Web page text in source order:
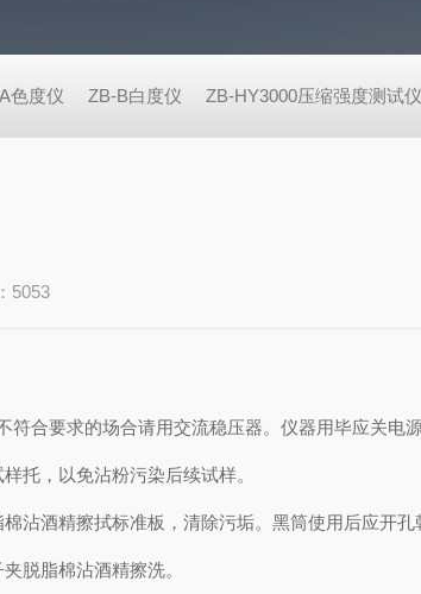
色度仪 ZB-B白度仪 ZB-HY3000压缩强度测试仪
5053
符合要求的场合请用交流稳压器。仪器用毕应关电
托，以免沾粉污染后续试样。
沾酒精擦拭标准板，清除污垢。黑筒使用后应开
脱脂棉沾酒精擦洗。